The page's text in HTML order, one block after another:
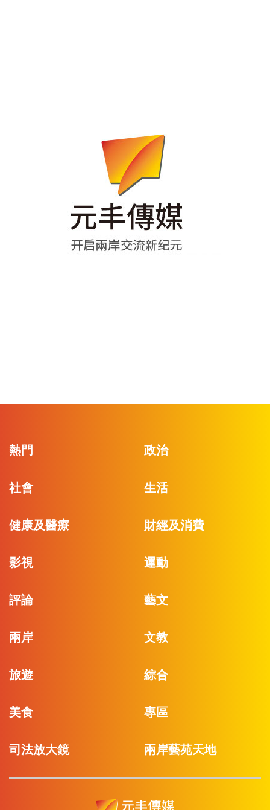
熱門 政治
社會 生活
健康及醫療 財經及消費
影視 運動
評論 藝文
兩岸 文教
旅遊 綜合
美食 專區
司法放大鏡 兩岸藝苑天地